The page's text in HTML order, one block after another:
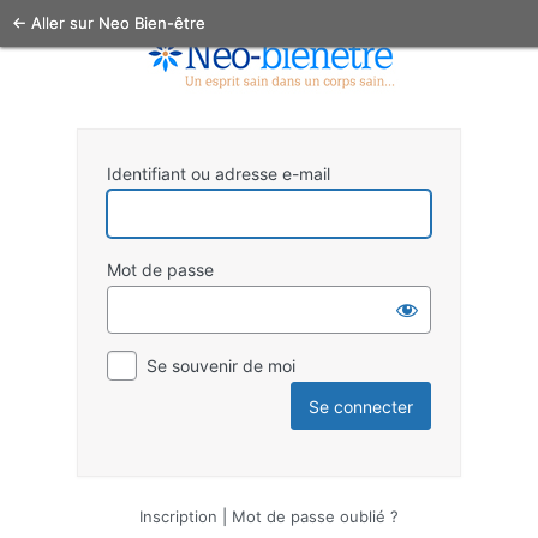
Identifiant ou adresse e-mail
Mot de passe
Se souvenir de moi
Inscription Mot de passe oublié ?
← Aller sur Neo Bien-être